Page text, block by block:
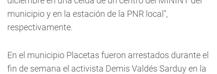
municipio y en la estación de la PNR local",
respectivamente.
En el municipio Placetas fueron arrestados durante el
fin de semana el activista Demis Valdés Sarduy en la